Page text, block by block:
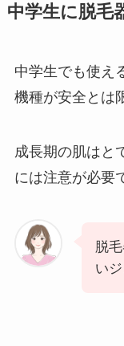
中学生に脱毛
中学生でも使え
機種が安全とは
成長期の肌はと
には注意が必要
脱
い